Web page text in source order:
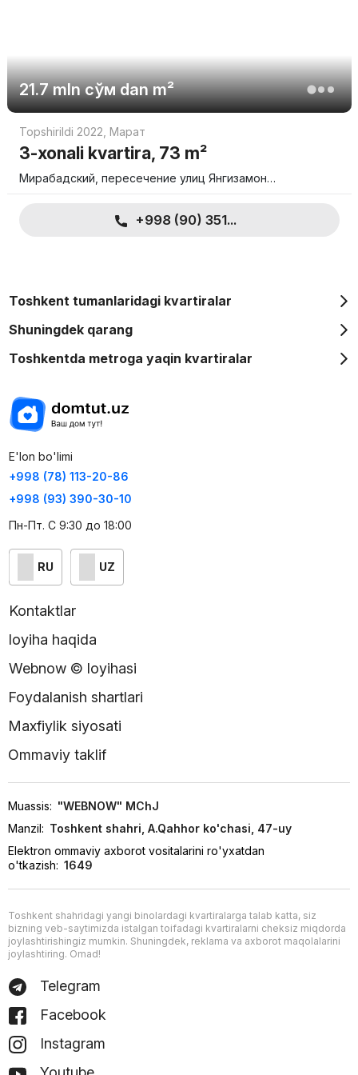
21.7 mln сўмdan m²
Topshirildi 2022 Марат
3-xonali kvartira, 73 m²
Мирабадский, пересечение улиц Янгизамон…
+998 (90) 351...
Toshkent tumanlaridagi kvartiralar
Shuningdek qarang
Toshkentda metroga yaqin kvartiralar
E'lon bo'limi
+998 (78) 113-20-86
+998 (93) 390-30-10
Пн-Пт. С 9:30 до 18:00
RU UZ
Kontaktlar
loyiha haqida
Webnow © loyihasi
Foydalanish shartlari
Maxfiylik siyosati
Ommaviy taklif
Muassis: "WEBNOW" MChJ
Manzil: Toshkent shahri, A.Qahhor ko'chasi, 47-uy
Elektron ommaviy axborot vositalarini ro'yxatdan
o'tkazish: 1649
Toshkent shahridagi yangi binolardagi kvartiralarga talab katta, siz
bizning veb-saytimizda istalgan toifadagi kvartiralarni cheksiz miqdorda
joylashtirishingiz mumkin. Shuningdek, reklama va axborot maqolalarini
joylashtiring. Omad!
Telegram
Facebook
Instagram